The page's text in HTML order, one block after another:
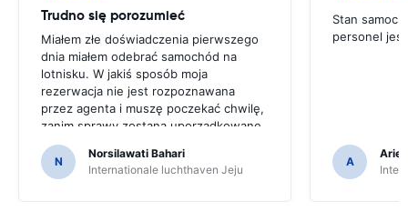
Trudno się porozumieć
Miałem złe doświadczenia pierwszego
dnia miałem odebrać samochód na
lotnisku. W jakiś sposób moja
rezerwacja nie jest rozpoznawana
przez agenta i muszę poczekać chwilę,
zanim sprawy zostaną uporządkowane.
To samo, gdy dotarłem do czasu
odbioru samochodu. Jego kawałek
zakłopotania jak to spojrzenie lubię ja
N
Norsilawati Bahari
Internationale luchthaven Jeju
Stan
personel
A
Arief